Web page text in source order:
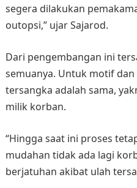
segera dilakukan
outopsi,” ujar Sajarod.
Dari pengembangan ini
semuanya. Untuk motif
tersangka adalah sama,
milik korban.
“Hingga saat ini proses
mudahan tidak ada lagi
berjatuhan akibat ulah